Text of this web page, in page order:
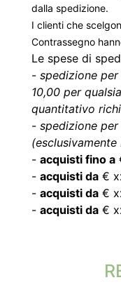
dalla spedizione.
I clienti che
Contrassegno
Le spese di
- spedizione
10,00 per
quantitativo
- spedizione
(esclusivamente
- acquisti fino a
- acquisti da €
- acquisti da €
- acquisti da €